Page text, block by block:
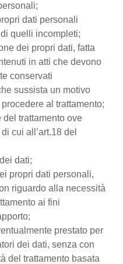
dati personali
quelli incompleti;
dei propri dati, fatta
in atti che devono
conservati
sussista un motivo
al trattamento;
trattamento ove
cui all’art.18 del
dati;
propri dati personali,
riguardo alla necessità
ai fini
prestato per
dei dati, senza con
del trattamento basata